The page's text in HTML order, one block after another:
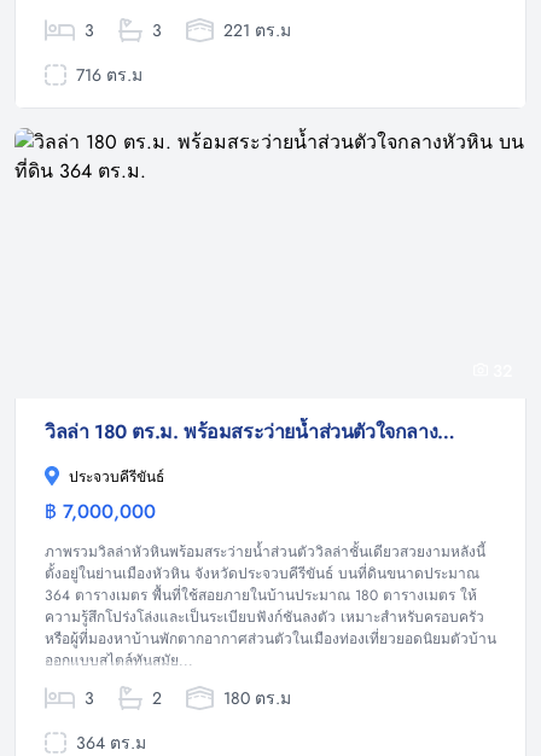
3 3
221 ตร.ม
716 ตร.ม
วิลล่า 180 ตร.ม. พร้อมสระว่ายน้ำส่วนตัวใจกลางหัวหิน บนที่ดิน 364 ตร.ม.
ประจวบคีรีขันธ์
฿ 7,000,000
ภาพรวมวิลล่าหัวหินพร้อมสระว่ายน้ำส่วนตัววิลล่าชั้นเดียวสวยงามหลังนี้
ตั้งอยู่ในย่านเมืองหัวหิน จังหวัดประจวบคีรีขันธ์ บนที่ดินขนาดประมาณ
364 ตารางเมตร พื้นที่ใช้สอยภายในบ้านประมาณ 180 ตารางเมตร ให้
ความรู้สึกโปร่งโล่งและเป็นระเบียบฟังก์ชันลงตัว เหมาะสำหรับครอบครัว
หรือผู้ที่มองหาบ้านพักตากอากาศส่วนตัวในเมืองท่องเที่ยวยอดนิยมตัวบ้าน
ออกแบบสไตล์ทันสมัย...
3 2
180 ตร.ม
364 ตร.ม